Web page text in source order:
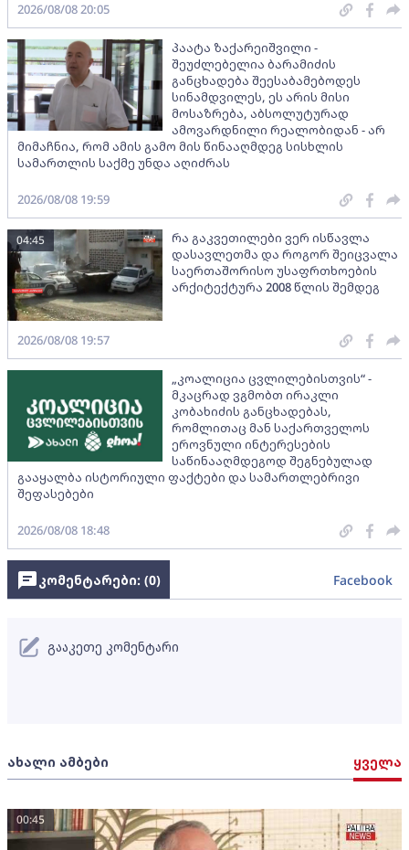
2026/08/08 20:05
პაატა ზაქარეიშვილი -
შეუძლებელია ბარამიძის
განცხადება შეესაბამებოდეს
სინამდვილეს, ეს არის მისი
მოსაზრება, აბსოლუტურად
ამოვარდნილი რეალობიდან - არ
მიმაჩნია, რომ ამის გამო მის წინააღმდეგ სისხლის
სამართლის საქმე უნდა აღიძრას
2026/08/08 19:59
რა გაკვეთილები ვერ ისწავლა
დასავლეთმა და როგორ შეიცვალა
საერთაშორისო უსაფრთხოების
არქიტექტურა 2008 წლის შემდეგ
04:45
2026/08/08 19:57
„კოალიცია ცვლილებისთვის“ -
მკაცრად ვგმობთ ირაკლი
კობახიძის განცხადებას,
რომლითაც მან საქართველოს
ეროვნული ინტერესების
საწინააღმდეგოდ შეგნებულად
გააყალბა ისტორიული ფაქტები და სამართლებრივი
შეფასებები
2026/08/08 18:48
ახალი ამბები ყველა
00:45
კომენტარები: (0) Facebook
გააკეთე კომენტარი